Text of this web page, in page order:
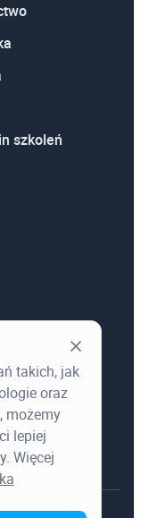
szkoleń
takich, jak
oraz
możemy
lepiej
Więcej